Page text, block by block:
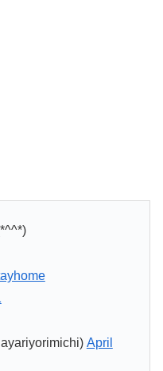
April